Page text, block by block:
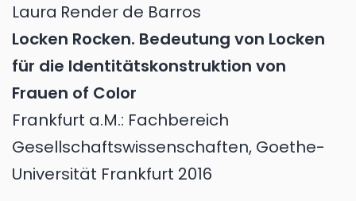
Laura Render de Barros
Locken Rocken. Bedeutung von Locken
für die Identitätskonstruktion von
Frauen of Color
Frankfurt a.M.: Fachbereich
Gesellschaftswissenschaften, Goethe-
Universität Frankfurt 2016